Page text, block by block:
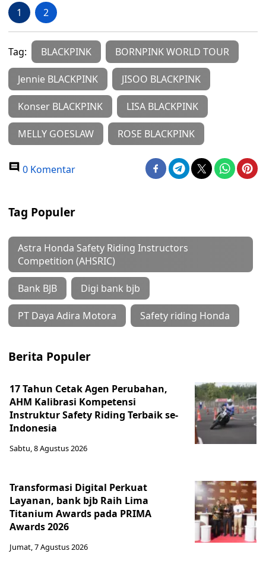
1 2
Tag: BLACKPINK BORNPINK WORLD TOUR
Jennie BLACKPINK JISOO BLACKPINK
Konser BLACKPINK LISA BLACKPINK
MELLY GOESLAW ROSE BLACKPINK
0 Komentar
Tag Populer
Astra Honda Safety Riding Instructors
Competition (AHSRIC)
Bank BJB Digi bank bjb
PT Daya Adira Motora Safety riding Honda
Berita Populer
17 Tahun Cetak Agen Perubahan,
AHM Kalibrasi Kompetensi
Instruktur Safety Riding Terbaik se-
Indonesia
Sabtu, 8 Agustus 2026
Transformasi Digital Perkuat
Layanan, bank bjb Raih Lima
Titanium Awards pada PRIMA
Awards 2026
Jumat, 7 Agustus 2026